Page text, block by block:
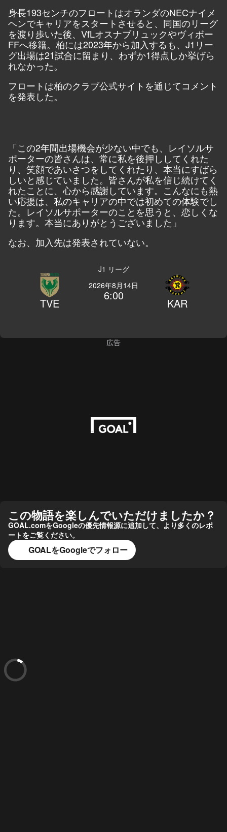
身長193センチのフロートはオランダのNECナイメ
ヘンでキャリアをスタートさせると、同国のリーグ
を渡り歩いた後、VfLオスナブリュックやヴィボー
FFへ移籍。柏には2023年から加入するも、J1リー
グ出場は21試合に留まり、わずか1得点しか挙げら
れなかった。
フロートは柏のクラブ公式サイトを通じてコメント
を発表した。
「この2年間出場機会が少ない中でも、レイソルサ
ポーターの皆さんは、常に私を後押ししてくれた
り、笑顔であいさつをしてくれたり、本当にすばら
しいと感じていました。皆さんが私を信じ続けてく
れたことに、心から感謝しています。こんなにも熱
い応援は、私のキャリアの中では初めての体験でし
た。レイソルサポーターのことを思うと、恋しくな
ります。本当にありがとうございました」
なお、加入先は発表されていない。
J1 リーグ
TVE
2026年8月14日
6:00
KAR
広告
この物語を楽しんでいただけましたか？
GOAL.comをGoogleの優先情報源に追加して、より多くのレポ
ートをご覧ください。
GOALをGoogleでフォロー